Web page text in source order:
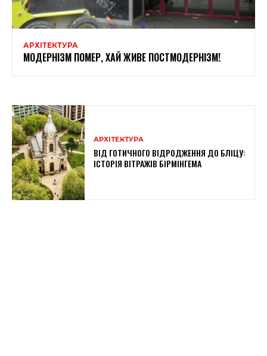
АРХІТЕКТУРА
МОДЕРНІЗМ ПОМЕР, ХАЙ ЖИВЕ ПОСТМОДЕРНІЗМ!
АРХІТЕКТУРА
ВІД ГОТИЧНОГО ВІДРОДЖЕННЯ ДО БЛІЦУ:
ІСТОРІЯ ВІТРАЖІВ БІРМІНГЕМА